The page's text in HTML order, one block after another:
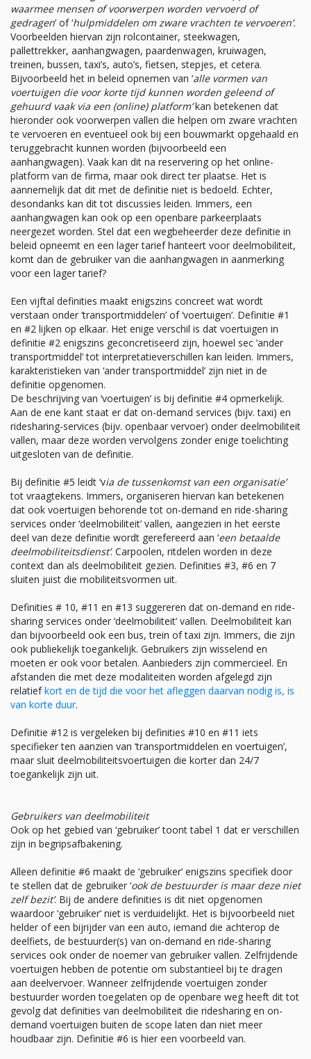
waarmee mensen of voorwerpen worden vervoerd of
gedragen’ of ‘hulpmiddelen om zware vrachten te vervoeren’.
Voorbeelden hiervan zijn rolcontainer, steekwagen,
pallettrekker, aanhangwagen, paardenwagen, kruiwagen,
treinen, bussen, taxi’s, auto’s, fietsen, stepjes, et cetera.
Bijvoorbeeld het in beleid opnemen van ‘alle vormen van
voertuigen die voor korte tijd kunnen worden geleend of
gehuurd vaak via een (online) platform’kan betekenen dat
hieronder ook voorwerpen vallen die helpen om zware vrachten
te vervoeren en eventueel ook bij een bouwmarkt opgehaald en
teruggebracht kunnen worden (bijvoorbeeld een
aanhangwagen). Vaak kan dit na reservering op het online-
platform van de firma, maar ook direct ter plaatse. Het is
aannemelijk dat dit met de definitie niet is bedoeld. Echter,
desondanks kan dit tot discussies leiden. Immers, een
aanhangwagen kan ook op een openbare parkeerplaats
neergezet worden. Stel dat een wegbeheerder deze definitie in
beleid opneemt en een lager tarief hanteert voor deelmobiliteit,
komt dan de gebruiker van die aanhangwagen in aanmerking
voor een lager tarief?
Een vijftal definities maakt enigszins concreet wat wordt
verstaan onder ‘transportmiddelen’ of ‘voertuigen’. Definitie #1
en #2 lijken op elkaar. Het enige verschil is dat voertuigen in
definitie #2 enigszins geconcretiseerd zijn, hoewel sec ‘ander
transportmiddel’ tot interpretatieverschillen kan leiden. Immers,
karakteristieken van ‘ander transportmiddel’ zijn niet in de
definitie opgenomen.
De beschrijving van ‘voertuigen’ is bij definitie #4 opmerkelijk.
Aan de ene kant staat er dat on-demand services (bijv. taxi) en
ridesharing-services (bijv. openbaar vervoer) onder deelmobiliteit
vallen, maar deze worden vervolgens zonder enige toelichting
uitgesloten van de definitie.
Bij definitie #5 leidt ‘via de tussenkomst van een organisatie’
tot vraagtekens. Immers, organiseren hiervan kan betekenen
dat ook voertuigen behorende tot on-demand en ride-sharing
services onder ‘deelmobiliteit’ vallen, aangezien in het eerste
deel van deze definitie wordt gerefereerd aan ‘een betaalde
deelmobiliteitsdienst’. Carpoolen, ritdelen worden in deze
context dan als deelmobiliteit gezien. Definities #3, #6 en 7
sluiten juist die mobiliteitsvormen uit.
Definities # 10, #11 en #13 suggereren dat on-demand en ride-
sharing services onder ‘deelmobiliteit’ vallen. Deelmobiliteit kan
dan bijvoorbeeld ook een bus, trein of taxi zijn. Immers, die zijn
ook publiekelijk toegankelijk. Gebruikers zijn wisselend en
moeten er ook voor betalen. Aanbieders zijn commercieel. En
afstanden die met deze modaliteiten worden afgelegd zijn
relatiefkort en de tijd die voor het afleggen daarvan nodig is, is
van korte duur.
Definitie #12 is vergeleken bij definities #10 en #11 iets
specifieker ten aanzien van ‘transportmiddelen en voertuigen’,
maar sluit deelmobiliteitsvoertuigen die korter dan 24/7
toegankelijk zijn uit.
Gebruikers van deelmobiliteit
Ook op het gebied van ‘gebruiker’ toont tabel 1 dat er verschillen
zijn in begripsafbakening.
Alleen definitie #6 maakt de ‘gebruiker’ enigszins specifiek door
te stellen dat de gebruiker ‘ook de bestuurder is maar deze niet
zelf bezit’. Bij de andere definities is dit niet opgenomen
waardoor ‘gebruiker’ niet is verduidelijkt. Het is bijvoorbeeld niet
helder of een bijrijder van een auto, iemand die achterop de
deelfiets, de bestuurder(s) van on-demand en ride-sharing
services ook onder de noemer van gebruiker vallen. Zelfrijdende
voertuigen hebben de potentie om substantieel bij te dragen
aan deelvervoer. Wanneer zelfrijdende voertuigen zonder
bestuurder worden toegelaten op de openbare weg heeft dit tot
gevolg dat definities van deelmobiliteit die ridesharing en on-
demand voertuigen buiten de scope laten dan niet meer
houdbaar zijn. Definitie #6 is hier een voorbeeld van.